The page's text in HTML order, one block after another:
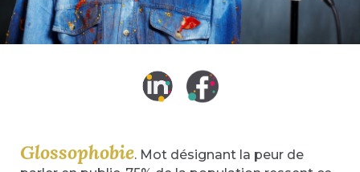
Glossophobie. Mot désignant la peur de